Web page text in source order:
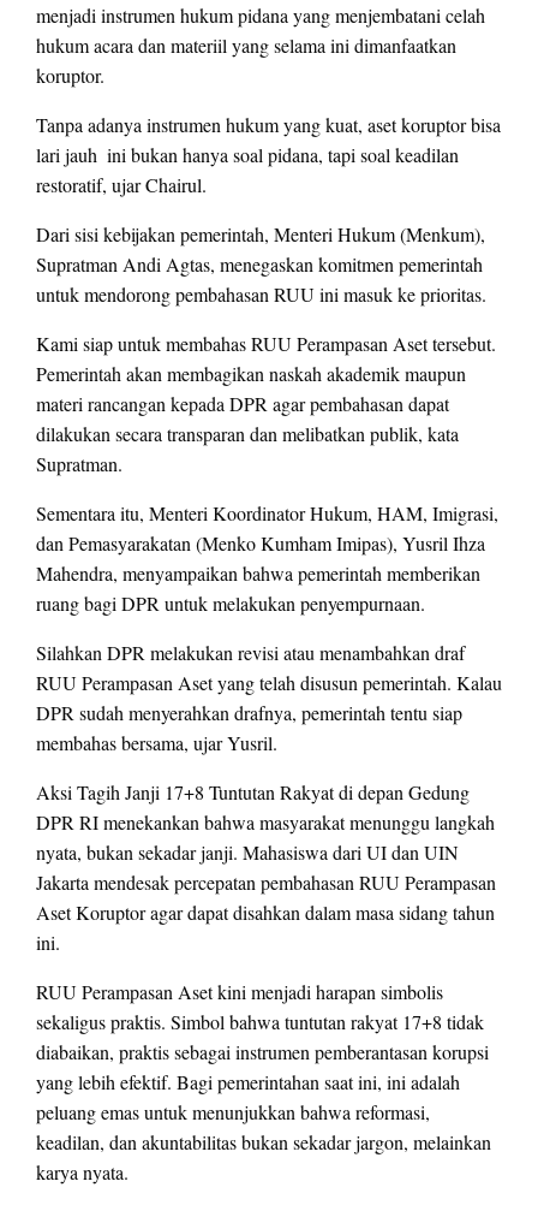
menjadi instrumen hukum pidana yang menjembatani celah
hukum acara dan materiil yang selama ini dimanfaatkan
koruptor.
Tanpa adanya instrumen hukum yang kuat, aset koruptor bisa
lari jauh  ini bukan hanya soal pidana, tapi soal keadilan
restoratif, ujar Chairul.
Dari sisi kebijakan pemerintah, Menteri Hukum (Menkum),
Supratman Andi Agtas, menegaskan komitmen pemerintah
untuk mendorong pembahasan RUU ini masuk ke prioritas.
Kami siap untuk membahas RUU Perampasan Aset tersebut.
Pemerintah akan membagikan naskah akademik maupun
materi rancangan kepada DPR agar pembahasan dapat
dilakukan secara transparan dan melibatkan publik, kata
Supratman.
Sementara itu, Menteri Koordinator Hukum, HAM, Imigrasi,
dan Pemasyarakatan (Menko Kumham Imipas), Yusril Ihza
Mahendra, menyampaikan bahwa pemerintah memberikan
ruang bagi DPR untuk melakukan penyempurnaan.
Silahkan DPR melakukan revisi atau menambahkan draf
RUU Perampasan Aset yang telah disusun pemerintah. Kalau
DPR sudah menyerahkan drafnya, pemerintah tentu siap
membahas bersama, ujar Yusril.
Aksi Tagih Janji 17+8 Tuntutan Rakyat di depan Gedung
DPR RI menekankan bahwa masyarakat menunggu langkah
nyata, bukan sekadar janji. Mahasiswa dari UI dan UIN
Jakarta mendesak percepatan pembahasan RUU Perampasan
Aset Koruptor agar dapat disahkan dalam masa sidang tahun
ini.
RUU Perampasan Aset kini menjadi harapan simbolis
sekaligus praktis. Simbol bahwa tuntutan rakyat 17+8 tidak
diabaikan, praktis sebagai instrumen pemberantasan korupsi
yang lebih efektif. Bagi pemerintahan saat ini, ini adalah
peluang emas untuk menunjukkan bahwa reformasi,
keadilan, dan akuntabilitas bukan sekadar jargon, melainkan
karya nyata.